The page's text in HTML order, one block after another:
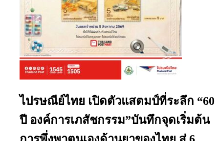
ไปรษณีย์ไทย เปิดตัวแสตมป์ที่ระลึก “60
ปี องค์การเภสัชกรรม”บันทึกจุดเริ่มต้น